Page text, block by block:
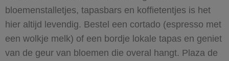
bloemenstalletjes, tapasbars en koffietentjes is het
hier altijd levendig. Bestel een cortado (espresso met
een wolkje melk) of een bordje lokale tapas en geniet
van de geur van bloemen die overal hangt. Plaza de